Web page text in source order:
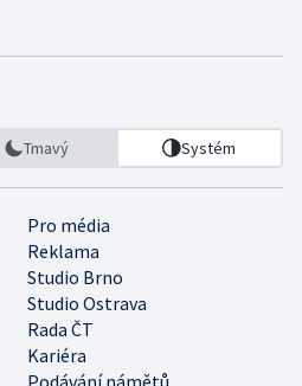
Tmavý Systém
Pro média
Reklama
Studio Brno
Studio Ostrava
Rada ČT
Kariéra
Podávání námětů